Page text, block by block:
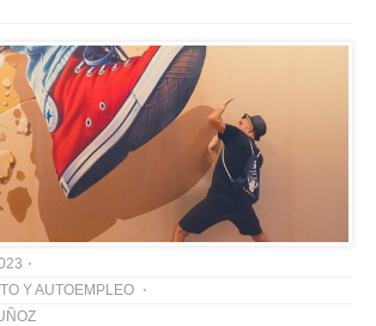
Y AUTOEMPLEO